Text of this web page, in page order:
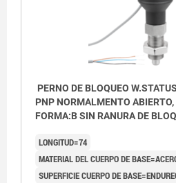
PERNO DE BLOQUEO
PNP NORMALMENTO
FORMA:B SIN RANURA DE
COMP:TERMOPLÁSTICO GRIS
LONGITUD=74
MATERIAL DEL CUERPO DE
SUPERFICIE CUERPO DE